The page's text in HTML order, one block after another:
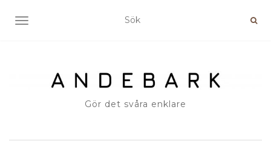
SLÅ PÅ/AV NAVIGERING
Gör det svåra enklare